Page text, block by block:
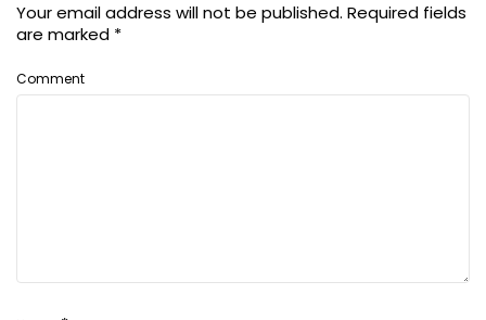
Your email address will not be published. Required fields
are marked *
Comment